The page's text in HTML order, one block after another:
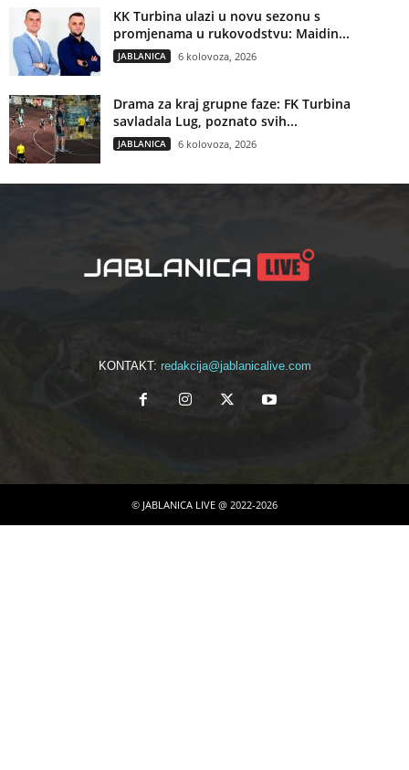
KK Turbina ulazi u novu sezonu s
promjenama u rukovodstvu: Maidin...
JABLANICA 6 kolovoza, 2026
Drama za kraj grupne faze: FK Turbina
savladala Lug, poznato svih...
JABLANICA 6 kolovoza, 2026
KONTAKT: redakcija@jablanicalive.com
© JABLANICA LIVE @ 2022-2026